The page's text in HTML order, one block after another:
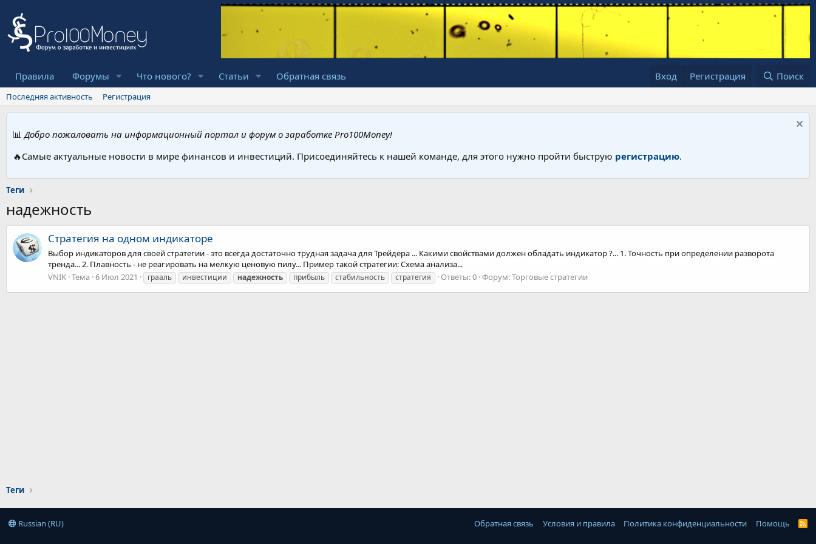
Правила Форумы Что нового? Статьи Обратная связь Вход Регистрация Поиск
Последняя активность Регистрация
📊 Добро пожаловать на информационный портал и форум о заработке Pro100Money!
🔥Самые актуальные новости в мире финансов и инвестиций. Присоединяйтесь к нашей команде, для этого нужно пройти быструю регистрацию.
Теги
надежность
Стратегия на одном индикаторе
Выбор индикаторов для своей стратегии - это всегда достаточно трудная задача для Трейдера ... Какими свойствами должен обладать индикатор ?... 1. Точность при определении разворота
тренда... 2. Плавность - не реагировать на мелкую ценовую пилу... Пример такой стратегии: Схема анализа...
VNIK Тема 6 Июл 2021 грааль инвестиции надежность прибыль стабильность стратегия Ответы: 0 Форум:Торговые стратегии
Теги
Russian (RU) Обратная связь Условия и правила Политика конфиденциальности Помощь
R